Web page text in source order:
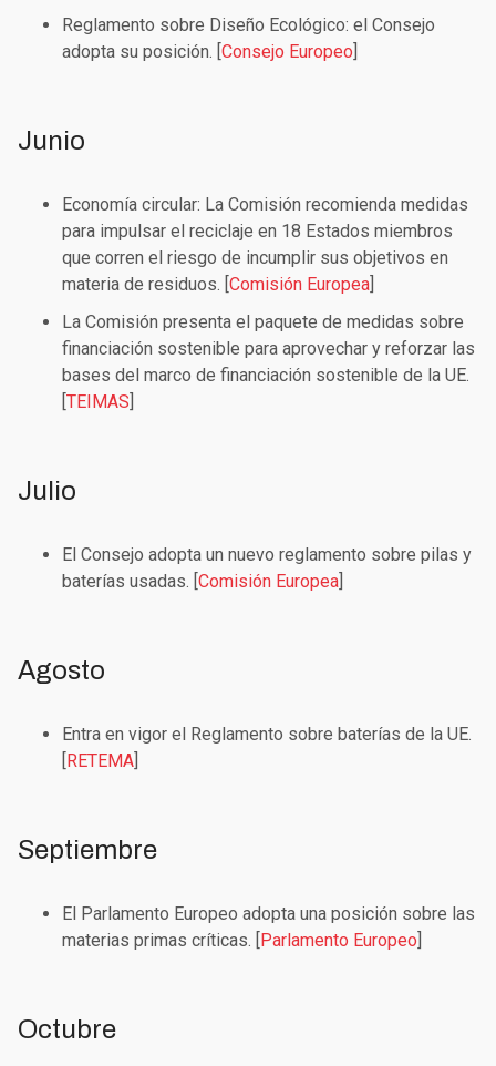
Reglamento sobre Diseño Ecológico: el Consejo
adopta su posición. [Consejo Europeo]
Junio
Economía circular: La Comisión recomienda medidas
para impulsar el reciclaje en 18 Estados miembros
que corren el riesgo de incumplir sus objetivos en
materia de residuos. [Comisión Europea]
La Comisión presenta el paquete de medidas sobre
financiación sostenible para aprovechar y reforzar las
bases del marco de financiación sostenible de la UE.
[TEIMAS]
Julio
El Consejo adopta un nuevo reglamento sobre pilas y
baterías usadas. [Comisión Europea]
Agosto
Entra en vigor el Reglamento sobre baterías de la UE.
[RETEMA]
Septiembre
El Parlamento Europeo adopta una posición sobre las
materias primas críticas. [Parlamento Europeo]
Octubre